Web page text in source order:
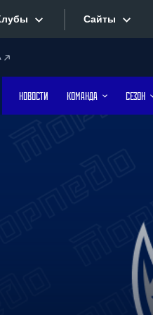
Дивизион Боброва
Лада
Сайты
Фотобанк
НОВОСТИ КОМАНДА СЕЗОН